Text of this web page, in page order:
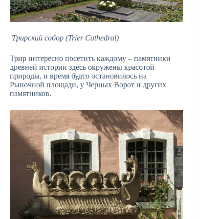
Трирский собор (Trier Cathedral)
Трир интересно посетить каждому – памятники
древней истории здесь окружены красотой
природы, и время будто остановилось на
Рыночной площади, у Черных Ворот и других
памятников.